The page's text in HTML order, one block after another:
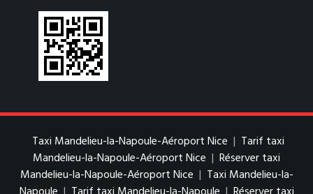
Taxi Mandelieu-la-Napoule-Aéroport Nice | Tarif taxi
Mandelieu-la-Napoule-Aéroport Nice | Réserver taxi
Mandelieu-la-Napoule-Aéroport Nice | Taxi Mandelieu-la-